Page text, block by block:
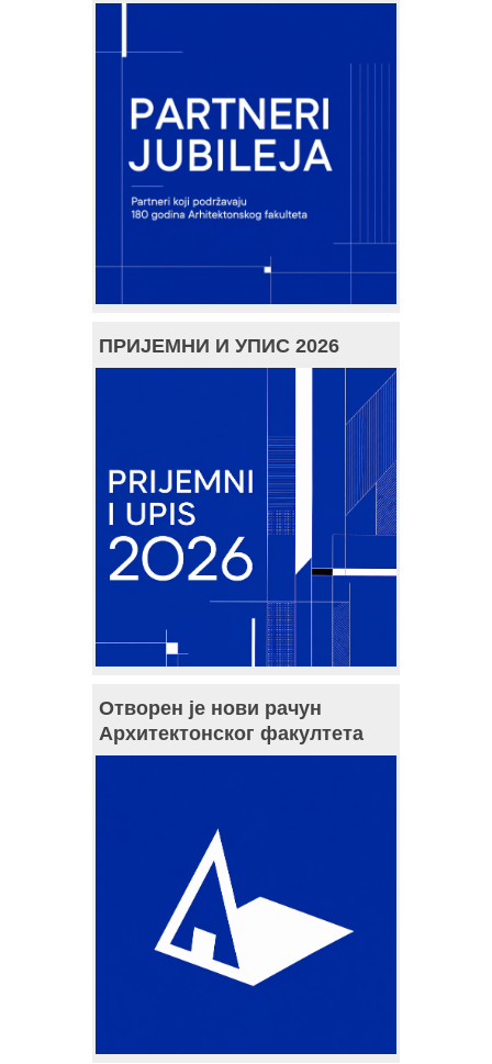
ПРИЈЕМНИ И УПИС 2026
Отворен је нови рачун
Архитектонског факултета